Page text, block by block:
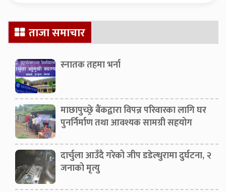
Secondary
Sidebarताजा समाचार
स्नातक तहमा भर्ना
माछापुच्छ्रे बैंकद्वारा विपन्न परिवारका लागि घर
पुनर्निर्माण तथा आवश्यक सामग्री सहयोग
दार्चुला आउँदै गरेको जीप डडेल्धुरामा दुर्घटना, २
जनाको मृत्यु